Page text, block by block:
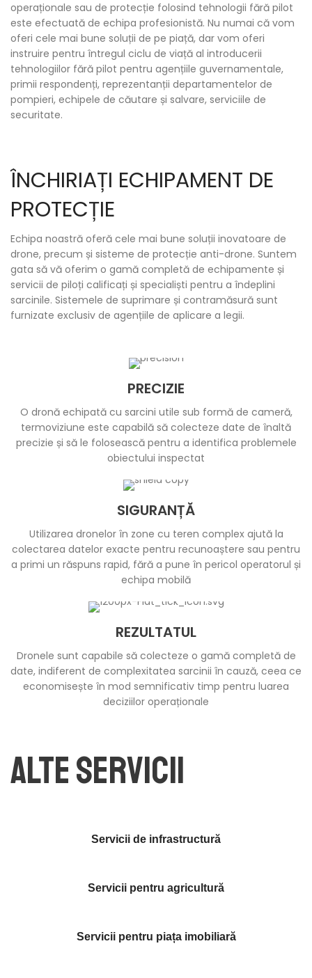
operaționale sau de protecție folosind tehnologii fără pilot
este efectuată de echipa profesionistă. Nu numai că vom
oferi cele mai bune soluții de pe piață, dar vom oferi
instruire pentru întregul ciclu de viață al introducerii
tehnologiilor fără pilot pentru agențiile guvernamentale,
primii respondenți, reprezentanții departamentelor de
pompieri, echipele de căutare și salvare, serviciile de
securitate.
ÎNCHIRIAȚI ECHIPAMENT DE
PROTECȚIE
Echipa noastră oferă cele mai bune soluții inovatoare de
drone, precum și sisteme de protecție anti-drone. Suntem
gata să vă oferim o gamă completă de echipamente și
servicii de piloți calificați și specialiști pentru a îndeplini
sarcinile. Sistemele de suprimare și contramăsură sunt
furnizate exclusiv de agențiile de aplicare a legii.
PRECIZIE
O dronă echipată cu sarcini utile sub formă de cameră,
termoviziune este capabilă să colecteze date de înaltă
precizie și să le folosească pentru a identifica problemele
obiectului inspectat
SIGURANȚĂ
Utilizarea dronelor în zone cu teren complex ajută la
colectarea datelor exacte pentru recunoaștere sau pentru
a primi un răspuns rapid, fără a pune în pericol operatorul și
echipa mobilă
REZULTATUL
Dronele sunt capabile să colecteze o gamă completă de
date, indiferent de complexitatea sarcinii în cauză, ceea ce
economisește în mod semnificativ timp pentru luarea
deciziilor operaționale
ALTE SERVICII
Servicii de infrastructură
Servicii pentru agricultură
Servicii pentru piața imobiliară